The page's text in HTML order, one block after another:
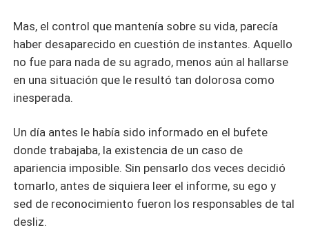
Mas, el control que mantenía sobre su vida, parecía
haber desaparecido en cuestión de instantes. Aquello
no fue para nada de su agrado, menos aún al hallarse
en una situación que le resultó tan dolorosa como
inesperada.
Un día antes le había sido informado en el bufete
donde trabajaba, la existencia de un caso de
apariencia imposible. Sin pensarlo dos veces decidió
tomarlo, antes de siquiera leer el informe, su ego y
sed de reconocimiento fueron los responsables de tal
desliz.